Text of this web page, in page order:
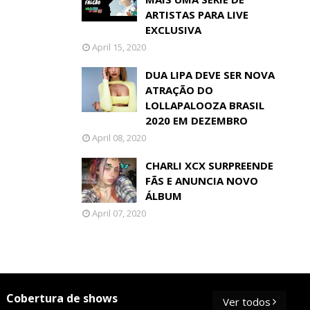
ARTISTAS PARA LIVE
EXCLUSIVA
April 15, 2020
DUA LIPA DEVE SER NOVA
ATRAÇÃO DO
LOLLAPALOOZA BRASIL
2020 EM DEZEMBRO
April 08, 2020
CHARLI XCX SURPREENDE
FÃS E ANUNCIA NOVO
ÁLBUM
April 07, 2020
Cobertura de shows Ver todos